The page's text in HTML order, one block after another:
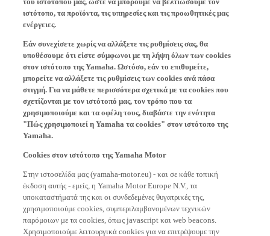
ιστότοπο, τα προϊόντα, τις υπηρεσίες και τις προωθητικές μας
ενέργειες.
Εάν συνεχίσετε χωρίς να αλλάξετε τις ρυθμίσεις σας, θα
υποθέσουμε ότι είστε σύμφωνοι με τη λήψη όλων των cookies
στον ιστότοπο της Yamaha. Ωστόσο, εάν το επιθυμείτε,
μπορείτε να αλλάξετε τις ρυθμίσεις των cookies ανά πάσα
στιγμή. Για να μάθετε περισσότερα σχετικά με τα cookies που
σχετίζονται με τον ιστότοπό μας, τον τρόπο που τα
χρησιμοποιούμε και τα οφέλη τους, διαβάστε την ενότητα
"Πώς χρησιμοποιεί η Yamaha τα cookies" στον ιστότοπο της
Yamaha.
Cookies στον ιστότοπο της Yamaha Motor
Στην ιστοσελίδα μας (yamaha-motor.eu) - και σε κάθε τοπική
έκδοση αυτής - εμείς, η Yamaha Motor Europe N.V., τα
υποκαταστήματά της και οι συνδεδεμένες θυγατρικές της,
χρησιμοποιούμε cookies, συμπεριλαμβανομένων τεχνικών
παρόμοιων με τα cookies, όπως javascript και web beacons.
Χρησιμοποιούμε λειτουργικά cookies για να επιτρέψουμε την